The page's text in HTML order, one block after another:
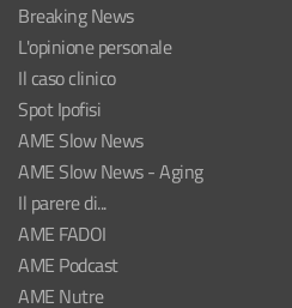
Breaking News
L'opinione personale
Il caso clinico
Spot Ipofisi
AME Slow News
AME Slow News - Aging
Il parere di...
AME FADOI
AME Podcast
AME Nutre